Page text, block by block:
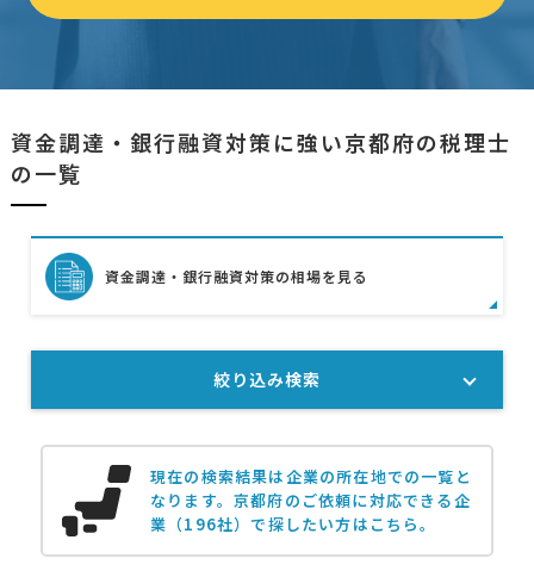
資金調達・銀行融資対策に強い京都府の税理士
の一覧
現在の検索結果は企業の所在地での一覧と
なります。京都府のご依頼に対応できる企
業（196社）で探したい方はこちら。
資金調達・銀行融資対策の相場を見る
絞り込み検索